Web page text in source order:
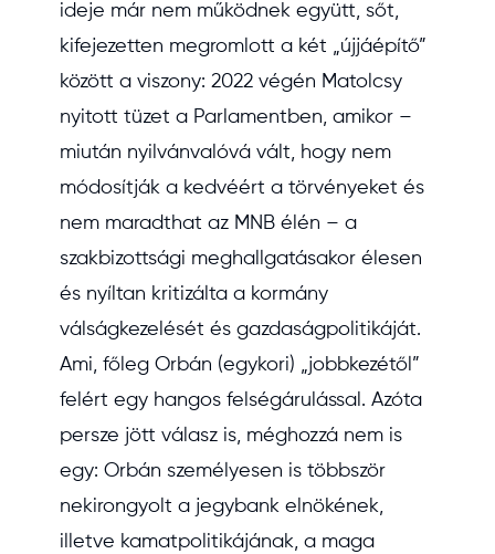
ideje már nem működnek együtt, sőt,
kifejezetten megromlott a két „újjáépítő”
között a viszony: 2022 végén Matolcsy
nyitott tüzet a Parlamentben, amikor –
miután nyilvánvalóvá vált, hogy nem
módosítják a kedvéért a törvényeket és
nem maradthat az MNB élén – a
szakbizottsági meghallgatásakor élesen
és nyíltan kritizálta a kormány
válságkezelését és gazdaságpolitikáját.
Ami, főleg Orbán (egykori) „jobbkezétől”
felért egy hangos felségárulással. Azóta
persze jött válasz is, méghozzá nem is
egy: Orbán személyesen is többször
nekirongyolt a jegybank elnökének,
illetve kamatpolitikájának, a maga